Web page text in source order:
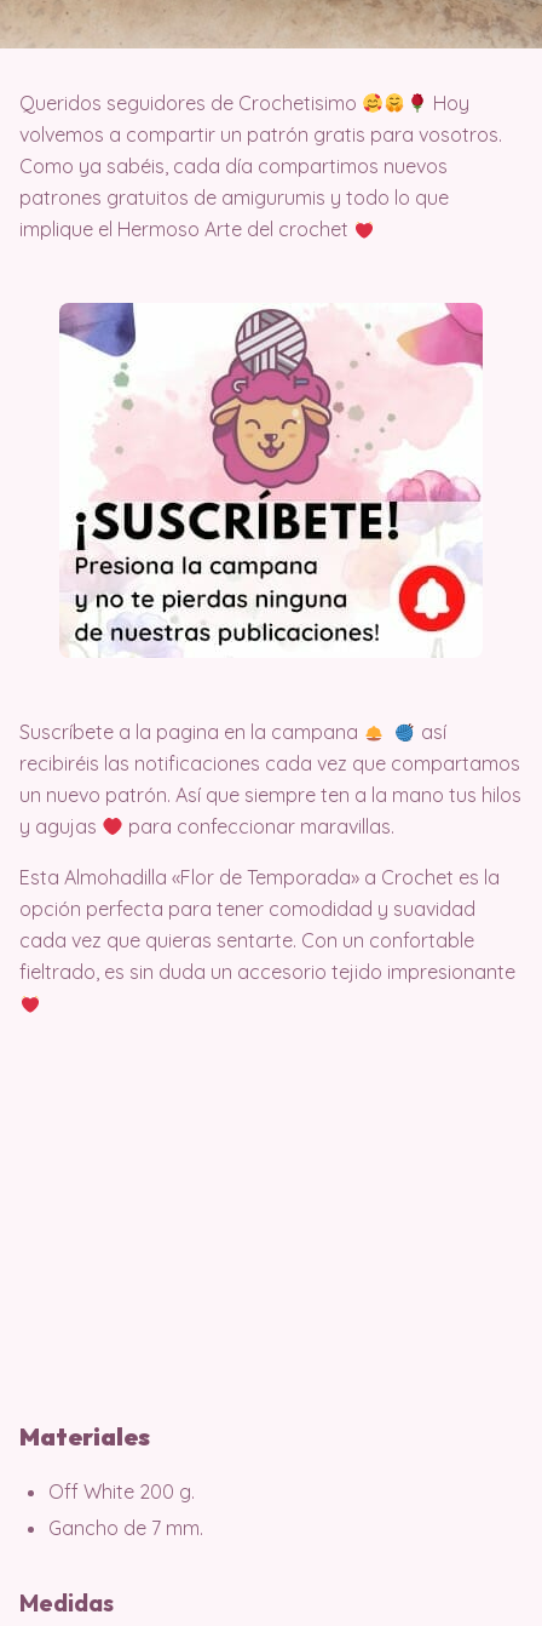
Queridos seguidores de Crochetisimo
Hoy
volvemos a compartir un patrón gratis para vosotros.
Como ya sabéis, cada día compartimos nuevos
patrones gratuitos de amigurumis y todo lo que
implique el Hermoso Arte del crochet
Suscríbete a la pagina en la campana
así
recibiréis las notificaciones cada vez que compartamos
un nuevo patrón. Así que siempre ten a la mano tus hilos
y agujas
para confeccionar maravillas.
Esta Almohadilla «Flor de Temporada» a Crochet es la
opción perfecta para tener comodidad y suavidad
cada vez que quieras sentarte. Con un confortable
fieltrado, es sin duda un accesorio tejido impresionante
Materiales
Off White 200 g.
Gancho de 7 mm.
Medidas